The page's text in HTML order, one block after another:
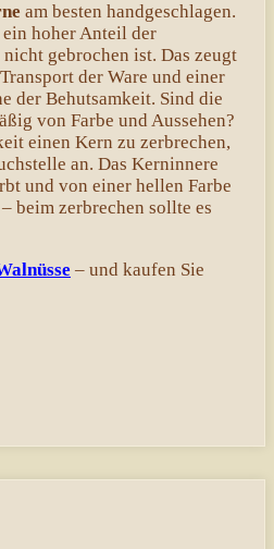
am besten handgeschlagen.
hoher Anteil der
gebrochen ist. Das zeugt
der Ware und einer
der Behutsamkeit. Sind die
von Farbe und Aussehen?
einen Kern zu zerbrechen,
an. Das Kerninnere
und von einer hellen Farbe
beim zerbrechen sollte es
– und kaufen Sie